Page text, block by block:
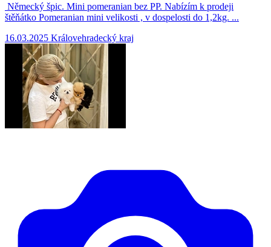
Německý špic. Mini pomeranian bez PP. Nabízím k prodeji
štěňátko Pomeranian mini velikosti , v dospelosti do 1,2kg. ...
16.03.2025 Královehradecký kraj